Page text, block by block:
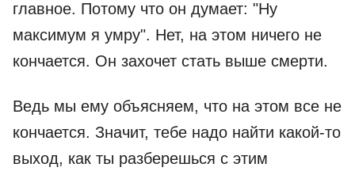
главное. Потому что он думает: "Ну
максимум я умру". Нет, на этом ничего не
кончается. Он захочет стать выше смерти.
Ведь мы ему объясняем, что на этом все не
кончается. Значит, тебе надо найти какой-то
выход, как ты разберешься с этим